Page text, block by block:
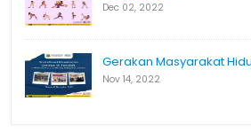
Dec 02, 2022
Gerakan Masyarakat
Nov 14, 2022